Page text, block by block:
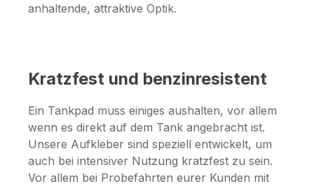
anhaltende, attraktive Optik.
Kratzfest und benzinresistent
Ein Tankpad muss einiges aushalten, vor allem
wenn es direkt auf dem Tank angebracht ist.
Unsere Aufkleber sind speziell entwickelt, um
auch bei intensiver Nutzung kratzfest zu sein.
Vor allem bei Probefahrten eurer Kunden mit